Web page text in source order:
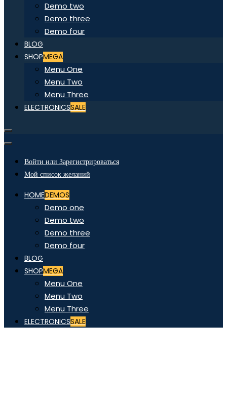
Demo two
Demo three
Demo four
BLOG
SHOPMEGA
Menu One
Menu Two
Menu Three
ELECTRONICSSALE
Войти или Зарегистрироваться
Мой список желаний
HOMEDEMOS
Demo one
Demo two
Demo three
Demo four
BLOG
SHOPMEGA
Menu One
Menu Two
Menu Three
ELECTRONICSSALE